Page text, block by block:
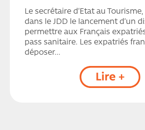
Le secrétaire d’Etat au
dans le JDD le lancement d’un
permettre aux Français
pass sanitaire. Les expatriés
déposer...